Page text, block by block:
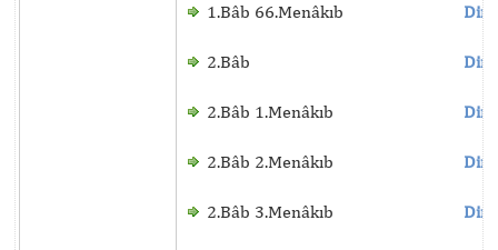
1.Bâb 66.Menâkıb
2.Bâb
2.Bâb 1.Menâkıb
2.Bâb 2.Menâkıb
2.Bâb 3.Menâkıb